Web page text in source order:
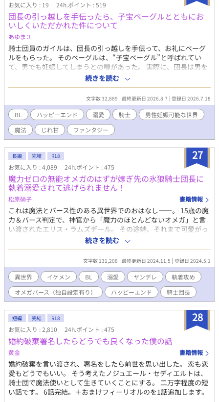
お気に入り : 19 24h.ポイント : 519
団長の引っ越しを手伝ったら、子宝ベーグルとともにお
いしくいただかれた件について
あゆま３
騎士団員のガイルは、団長の引っ越しを手伝って、お礼にベーグ
ルをもらった。 そのベーグルは、“子宝ベーグル”と呼ばれてい
て、男でも妊娠してしまうとの噂があった。 実際に、団長は男を
妊娠させて結婚した。 寮に帰って、幼馴染で同室の騎士・ノクト
と一緒に食べると、突然、身体が熱を持ち、押し倒されてしまっ
た。 昔からずっと隣にいた男。 無表情で、無口で、なにを考えて
いるかわからない。 なのに触れられるたび、優しさも執着も全部
伝わってきて……？ 執着系幼馴染騎士×鈍感陽キャ騎士 じれ甘溺
愛BL。 ※無断転載禁止。 ※ムーンライトノベルにも掲載していま
す。
続きを読む
文字数 32,889 最終更新日 2026.8.7 登録日 2026.7.18
BL ハッピーエンド 溺愛 騎士
男性妊娠可能な世界
魔法
じれ甘 ファンタジー
27
長編 完結 R18
お気に入り : 4,089 24h.ポイント : 475
魔力ゼロの無能オメガのはずが嫁ぎ先の氷狼騎士団長に
執着溺愛されて逃げられません！
松原硝子 書籍情報
これは魔法とバース性のある異世界でのおはなし――。 15歳の魔
力＆バース判定で、神官から「魔力のほとんどないオメガ」と言
い渡されたエリス・ラムズデール。 その途端、それまで可愛がっ
てくれた両親や兄弟から「無能」「家の恥」と罵られて使用人の
ように扱われ、虐げられる生活を送ることに。 そんな中、エリス
が21歳を迎える年に隣国の軍事大国ベリンガム帝国のヴァンダー
ビルト公爵家の令息とアイルズベリー王国のラムズデール家の婚
姻の話が持ち上がる。 だがヴァンダービルト公爵家の令息レヴィ
はベリンガム帝国の軍事のトップにしてその冷酷さと恐ろしいほ
どの頭脳から常勝の氷の狼と恐れられる騎士団長。しかもレヴィ
は戦場や公的な場でも常に顔をマスクで覆っているため、「傷で
顔が崩れている」「二目と見ることができないほど醜い」という
恐ろしい噂の持ち主だった。 そんな恐ろしい相手に子どもを嫁が
せるわけにはいかない。ラムズデール公爵夫妻は無能のオメガで
あるエリスを差し出すことに決める。 「自分の使い道があるなら
嬉しい」と考え、婚姻を大人しく受け入れたエリスだが、ベリン
ガム帝国へ嫁ぐ1週間前に階段から転げ落ち、前世――23年前に
大陸の大戦で命を落とした帝国の第五王子、アラン・ベリンガム
としての記憶――を取り戻す。 前世では戦いに明け暮れ、今世で
は虐げられて生きてきたエリスは前世の祖国で平和でのんびりし
た幸せな人生を手に入れることを目標にする。 だが結婚相手のレ
続きを読む
文字数 131,208 最終更新日 2024.11.5 登録日 2024.5.1
異世界 イケメン BL 溺愛 ヤンデレ
執着攻め
オメガバース（独自設定有り）
ハッピーエンド 騎士団長
28
短編 完結 R18
お気に入り : 2,810 24h.ポイント : 475
婚約破棄署名したらどうでも良くなった僕の話
黄金 書籍情報
婚約破棄を言い渡され、署名をしたら前世を思い出した。 恋も恋
愛もどうでもいい。 そう考えたノジュエール・セディエルトは、
騎士団で魔法使いとして生きていくことにする。 二万字程度の短
い話です。 6話完結。＋おまけフィーリオルのを1話追加します。